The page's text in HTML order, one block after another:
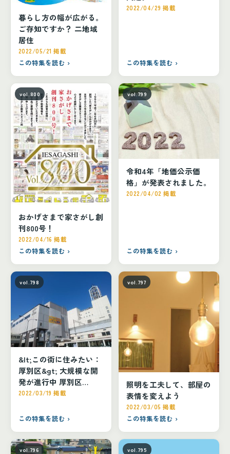
暮らし方の幅が広がる。
ご存知ですか？ 二地域
居住
2022/05/21 掲載
この特集を読む ›
2022/04/29 掲載
この特集を読む ›
vol.800
おかげさまで家さがし創
刊800号！
2022/04/16 掲載
この特集を読む ›
vol.799
令和4年「地価公示価
格」が発表されました。
2022/04/02 掲載
この特集を読む ›
vol.798
&lt;この街に住みたい：
厚別区&gt; 大規模な開
発が進行中 厚別区
JR「新札幌駅」・地下
駅」駅前エリア
2022/03/19 掲載
この特集を読む ›
vol.797
照明を工夫して、部屋の
表情を変えよう
2022/03/05 掲載
この特集を読む ›
vol.796 vol.795